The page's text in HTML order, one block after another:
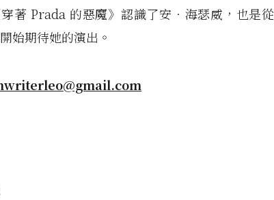
著 Prada 的惡魔》認識了安‧海瑟威，也是從
始期待她的演出。